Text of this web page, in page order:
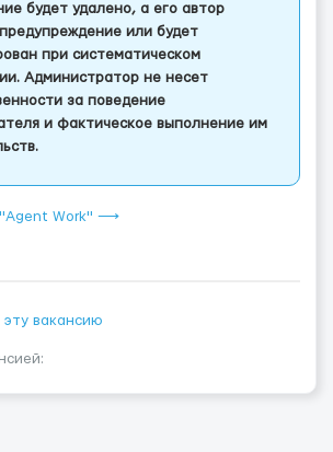
будет удалено, а его автор
или будет
при систематическом
Администратор не несет
за поведение
и фактическое выполнение им
"Agent Work" ⟶
эту вакансию